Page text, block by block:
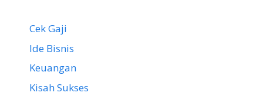
Cek Gaji
Ide Bisnis
Keuangan
Kisah Sukses